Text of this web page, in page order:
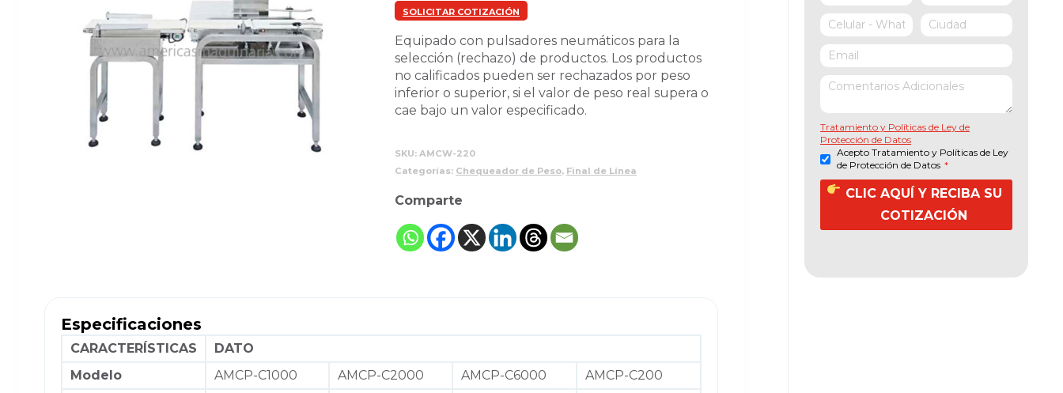
SOLICITAR COTIZACIÓN
Equipado con pulsadores neumáticos para la
selección (rechazo) de productos. Los productos
no calificados pueden ser rechazados por peso
inferior o superior, si el valor de peso real supera o
cae bajo un valor especificado.
SKU:AMCW-220
Categorías: Chequeador de Peso, Final de Línea
Comparte
Especificaciones
CARACTERÍSTICAS
DATO
Modelo
AMCP-C1000 AMCP-C2000 AMCP-C6000
AMCP-C200
Tratamiento y Políticas de Ley de
Protección de Datos
Acepto Tratamiento y Políticas de Ley
de Protección de Datos *
CLIC AQUÍ Y RECIBA SU
COTIZACIÓN